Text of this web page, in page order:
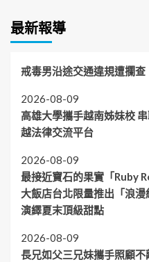
最新報導
戒毒男沿途交通違規遭攔
2026-08-09
高雄大學攜手越南姊妹校
越法律交流平台
2026-08-09
最接近寶石的果實「Ruby
大飯店台北限量推出「浪
演繹夏末頂級甜點
2026-08-09
長兄如父三兄妹攜手照顧